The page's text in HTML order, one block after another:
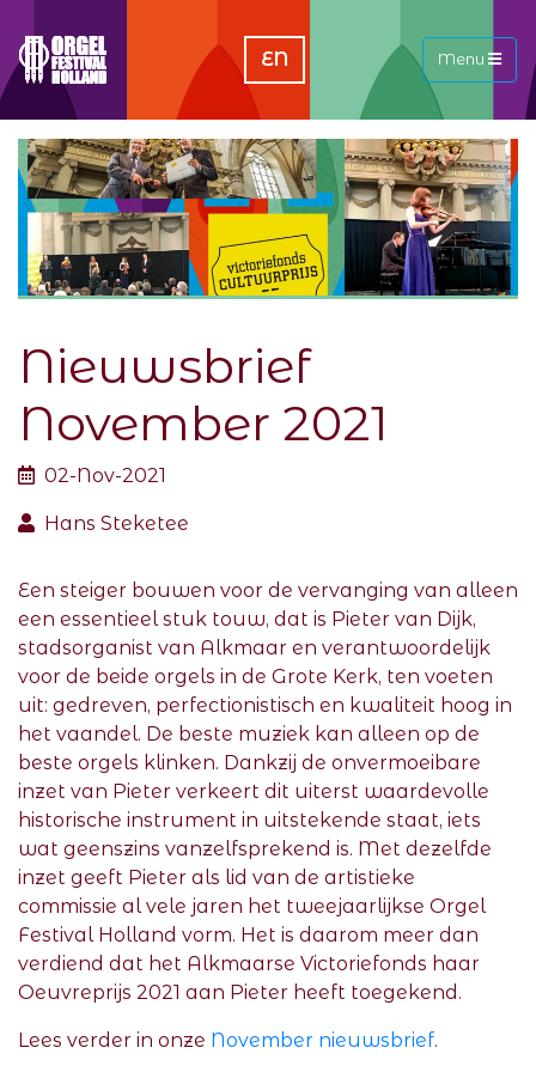
EN Menu
Nieuwsbrief
November 2021
02-Nov-2021
Hans Steketee
Een steiger bouwen voor de vervanging van alleen
een essentieel stuk touw, dat is Pieter van Dijk,
stadsorganist van Alkmaar en verantwoordelijk
voor de beide orgels in de Grote Kerk, ten voeten
uit: gedreven, perfectionistisch en kwaliteit hoog in
het vaandel. De beste muziek kan alleen op de
beste orgels klinken. Dankzij de onvermoeibare
inzet van Pieter verkeert dit uiterst waardevolle
historische instrument in uitstekende staat, iets
wat geenszins vanzelfsprekend is. Met dezelfde
inzet geeft Pieter als lid van de artistieke
commissie al vele jaren het tweejaarlijkse Orgel
Festival Holland vorm. Het is daarom meer dan
verdiend dat het Alkmaarse Victoriefonds haar
Oeuvreprijs 2021 aan Pieter heeft toegekend.
Lees verder in onze November nieuwsbrief.